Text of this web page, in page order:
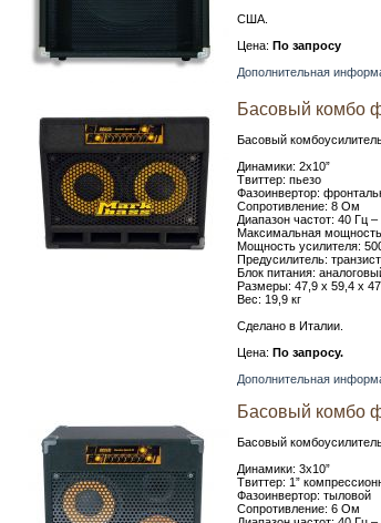
США.
Цена: По запросу
Дополнительная
Басовый комбо
Басовый
Динамики: 2x10”
Твиттер: пьезо
Фазоинвертор:
Сопротивление: 8 Ом
Диапазон частот: 40 Гц –
Максимальная
Мощность усилителя:
Предусилитель:
Блок питания:
Размеры: 47,9 х 59,4 х
Вес: 19,9 кг
Сделано в Италии.
Цена: По запросу.
Дополнительная
Басовый комбо
Басовый
Динамики: 3x10”
Твиттер: 1”
Фазоинвертор: тыловой
Сопротивление: 6 Ом